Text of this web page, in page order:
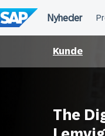
til
indholdet
Kunde
The